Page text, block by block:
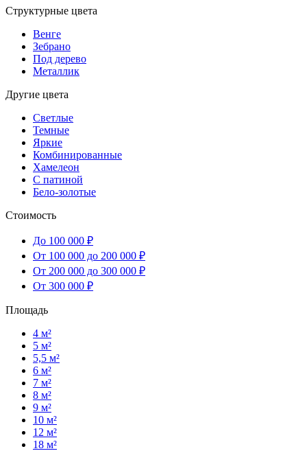
Структурные цвета
Венге
Зебрано
Под дерево
Металлик
Другие цвета
Светлые
Темные
Яркие
Комбинированные
Хамелеон
С патиной
Бело-золотые
Стоимость
До 100 000 ₽
От 100 000 до 200 000 ₽
От 200 000 до 300 000 ₽
От 300 000 ₽
Площадь
4 м²
5 м²
5,5 м²
6 м²
7 м²
8 м²
9 м²
10 м²
12 м²
18 м²